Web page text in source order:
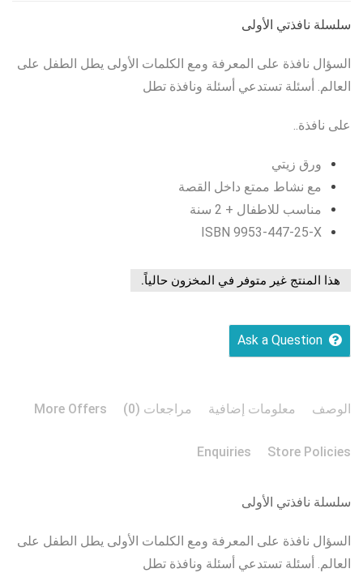
سلسلة نافذتي الأولى
السؤال نافذة على المعرفة ومع الكلمات الأولى يطل الطفل على
العالم. أسئلة تستدعي أسئلة ونافذة تطل
على نافذة..
ورق زيتي
مع نشاط ممتع داخل القصة
مناسب للاطفال + 2 سنة
ISBN 9953-447-25-X
هذا المنتج غير متوفر في المخزون حالياً.
Ask a Question
الوصف معلومات إضافية مراجعات (0) More Offers
Store Policies
Enquiries
سلسلة نافذتي الأولى
السؤال نافذة على المعرفة ومع الكلمات الأولى يطل الطفل على
العالم. أسئلة تستدعي أسئلة ونافذة تطل